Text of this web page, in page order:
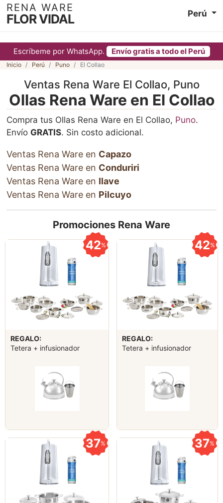
Escríbeme por WhatsApp. Envío gratis a todo el Perú
RENA WARE
FLOR VIDAL Perú
Inicio Perú Puno El Collao
Ventas Rena Ware El Collao, Puno
Ollas Rena Ware en El Collao
Compra tus Ollas Rena Ware en El Collao, Puno.
Envío GRATIS. Sin costo adicional.
Ventas Rena Ware en Capazo
Ventas Rena Ware en Conduriri
Ventas Rena Ware en Ilave
Ventas Rena Ware en Pilcuyo
Promociones Rena Ware
42%
REGALO:
Tetera + infusionador
42%
REGALO:
Tetera + infusionador
37% 37%